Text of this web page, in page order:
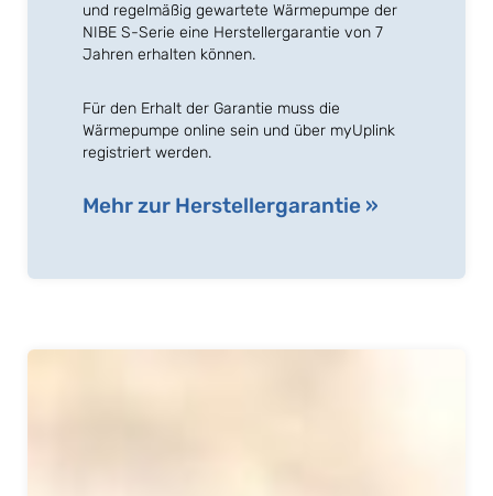
und regelmäßig gewartete Wärmepumpe der
NIBE S-Serie eine Herstellergarantie von 7
Jahren erhalten können.
Für den Erhalt der Garantie muss die
Wärmepumpe online sein und über myUplink
registriert werden.
Mehr zur Herstellergarantie »